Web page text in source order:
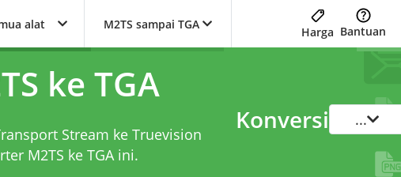
alat M2TS sampai TGA
Harga Bantuan
ke TGA
Stream ke Truevision
M2TS ke TGAini.
Konversi ...